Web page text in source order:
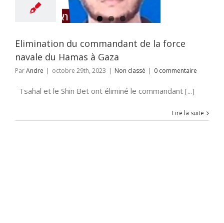
du Hamas
Elimination du commandant de la force
navale du Hamas à Gaza
ParAndre | octobre 29th, 2023 | Non classé | 0 commentaire
Tsahal et le Shin Bet ont éliminé le commandant [...]
Lire la suite